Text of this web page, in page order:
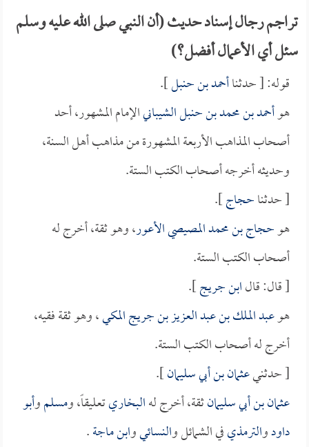
تراجم رجال إسناد حديث (أن النبي صلى الله عليه وسلم
سئل أي الأعمال أفضل؟)
قوله: [ حدثناأحمد بن حنبل].
هوأحمد بن محمد بن حنبل الشيبانيالإمام المشهور، أحد
أصحاب المذاهب الأربعة المشهورة من مذاهب أهل السنة،
وحديثه أخرجه أصحاب الكتب الستة.
[ حدثناحجاج].
هوحجاج بن محمد المصيصي الأعور، وهو ثقة، أخرج له
أصحاب الكتب الستة.
[ قال: قالابن جريج].
هوعبد الملك بن عبد العزيز بن جريج المكي، وهو ثقة فقيه،
أخرج له أصحاب الكتب الستة.
[ حدثنيعثمان بن أبي سليمان].
عثمان بن أبي سليمانثقة، أخرج لهالبخاريتعليقاً، ومسلموأبو
داودوالترمذيفي الشمائل والنسائيوابن ماجة.